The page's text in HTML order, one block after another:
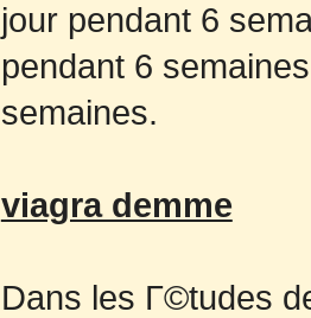
jour pendant 6
pendant 6
semaines.
viagra demme
Dans les Г©tudes